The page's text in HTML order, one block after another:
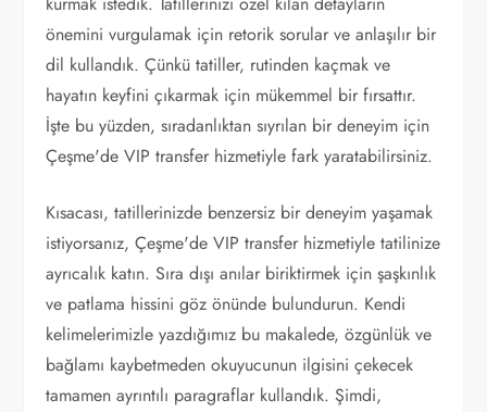
önemini vurgulamak için retorik sorular ve anlaşılır bir
dil kullandık. Çünkü tatiller, rutinden kaçmak ve
hayatın keyfini çıkarmak için mükemmel bir fırsattır.
İşte bu yüzden, sıradanlıktan sıyrılan bir deneyim için
Çeşme'de VIP transfer hizmetiyle fark yaratabilirsiniz.
Kısacası, tatillerinizde benzersiz bir deneyim yaşamak
istiyorsanız, Çeşme'de VIP transfer hizmetiyle tatilinize
ayrıcalık katın. Sıra dışı anılar biriktirmek için şaşkınlık
ve patlama hissini göz önünde bulundurun. Kendi
kelimelerimizle yazdığımız bu makalede, özgünlük ve
bağlamı kaybetmeden okuyucunun ilgisini çekecek
tamamen ayrıntılı paragraflar kullandık. Şimdi,